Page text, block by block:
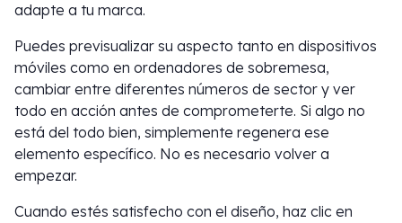
adapte a tu marca.
Puedes previsualizar su aspecto tanto en dispositivos
móviles como en ordenadores de sobremesa,
cambiar entre diferentes números de sector y ver
todo en acción antes de comprometerte. Si algo no
está del todo bien, simplemente regenera ese
elemento específico. No es necesario volver a
empezar.
Cuando estés satisfecho con el diseño, haz clic en